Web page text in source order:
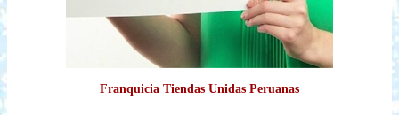
Franquicia Tiendas Unidas Peruanas